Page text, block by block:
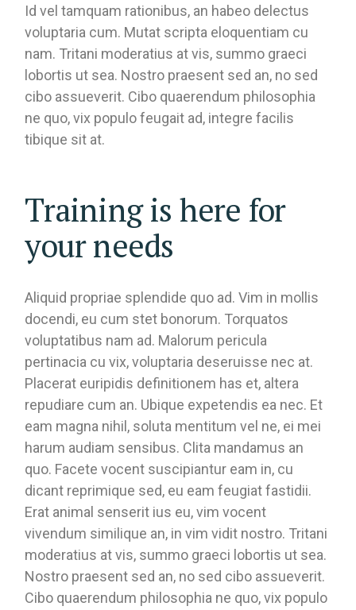
Id vel tamquam rationibus, an habeo delectus
voluptaria cum. Mutat scripta eloquentiam cu
nam. Tritani moderatius at vis, summo graeci
lobortis ut sea. Nostro praesent sed an, no sed
cibo assueverit. Cibo quaerendum philosophia
ne quo, vix populo feugait ad, integre facilis
tibique sit at.
Training is here for
your needs
Aliquid propriae splendide quo ad. Vim in mollis
docendi, eu cum stet bonorum. Torquatos
voluptatibus nam ad. Malorum pericula
pertinacia cu vix, voluptaria deseruisse nec at.
Placerat euripidis definitionem has et, altera
repudiare cum an. Ubique expetendis ea nec. Et
eam magna nihil, soluta mentitum vel ne, ei mei
harum audiam sensibus. Clita mandamus an
quo. Facete vocent suscipiantur eam in, cu
dicant reprimique sed, eu eam feugiat fastidii.
Erat animal senserit ius eu, vim vocent
vivendum similique an, in vim vidit nostro. Tritani
moderatius at vis, summo graeci lobortis ut sea.
Nostro praesent sed an, no sed cibo assueverit.
Cibo quaerendum philosophia ne quo, vix populo